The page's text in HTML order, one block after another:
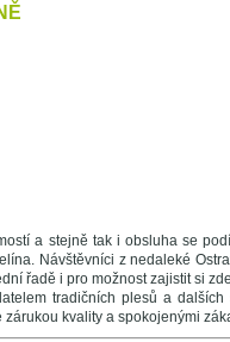
a stejně tak i obsluha se
Návštěvníci z nedaleké
řadě i pro možnost zajistit si
tradičních plesů a
kvality a spokojenými